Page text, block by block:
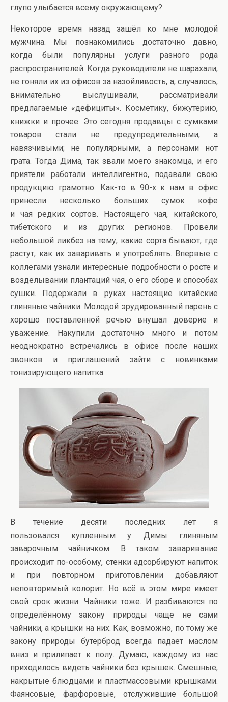
глупо улыбается всему окружающему?
Некоторое время назад зашёл ко мне молодой
мужчина. Мы познакомились достаточно давно,
когда были популярны услуги разного рода
распространителей. Когда руководители не шарахали,
не гоняли их из офисов за назойливость, а, случалось,
внимательно выслушивали, рассматривали
предлагаемые «дефициты». Косметику, бижутерию,
книжки и прочее. Это сегодня продавцы с сумками
товаров стали не предупредительными, а
навязчивыми; не популярными, а персонами нот
грата. Тогда Дима, так звали моего знакомца, и его
приятели работали интеллигентно, подавали свою
продукцию грамотно. Как-то в 90-х к нам в офис
принесли несколько больших сумок кофе
и чая редких сортов. Настоящего чая, китайского,
тибетского и из других регионов. Провели
небольшой ликбез на тему, какие сорта бывают, где
растут, как их заваривать и употреблять. Впервые с
коллегами узнали интересные подробности о росте и
возделывании плантаций чая, о его сборе и способах
сушки. Подержали в руках настоящие китайские
глиняные чайники. Молодой эрудированный парень с
хорошо поставленной речью внушал доверие и
уважение. Накупили достаточно много и потом
неоднократно встречались в офисе после наших
звонков и приглашений зайти с новинками
тонизирующего напитка.
В течение десяти последних лет я
пользовался купленным у Димы глиняным
заварочным чайничком. В таком заваривание
происходит по-особому, стенки адсорбируют напиток
и при повторном приготовлении добавляют
неповторимый колорит. Но всё в этом мире имеет
свой срок жизни. Чайники тоже. И разбиваются по
определённому закону природы чаще не сами
чайники, а крышки на них. Как, возможно, по тому же
закону природы бутерброд всегда падает маслом
вниз и прилипает к полу. Думаю, каждому из нас
приходилось видеть чайники без крышек. Смешные,
накрытые блюдцами и пластмассовыми крышками.
Фаянсовые, фарфоровые, отслужившие большой